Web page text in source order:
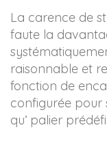
La carence de
faute la
raisonnable et
fonction de
configurée pour
qu’ palier